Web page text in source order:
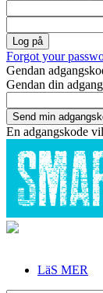
Forgot your
Gendan
Gendan din
En adgangskode
LäS MER